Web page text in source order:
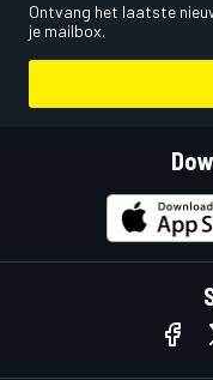
Ontvang het laatste
je mailbox.